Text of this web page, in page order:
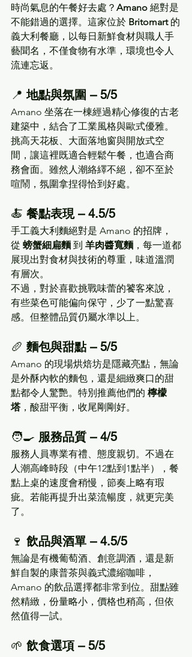
時尚氣息的午餐好去處？ Amano 絕對是
不能錯過的選擇。這家位於 Britomart 的
義大利餐廳，以每日新鮮食材與職人手
藝聞名，不僅食物有水準，環境也令人
流連忘返。
📍 地點與氛圍 – 5/5
Amano 坐落在一棟經過精心修復的古老
建築中，結合了工業風格與歐式優雅。
挑高天花板、大面落地窗與開放式空
間，讓這裡既適合輕鬆午餐，也適合商
務會面。雖然人潮絡繹不絕，卻不至於
喧鬧，氛圍拿捏得恰到好處。
🍝 餐點表現 – 4.5/5
手工義大利麵絕對是 Amano 的招牌，
從 螃蟹細扁麵 到 羊肉醬寬麵 ，每一道都
展現出對食材與技術的尊重，味道溫潤
有層次。
不過，對於喜歡挑戰味蕾的饕客來說，
有些菜色可能偏向保守，少了一點驚喜
感。但整體品質仍屬水準以上。
🥖 麵包與甜點 – 5/5
Amano 的現場烘焙坊是隱藏亮點，無論
是外酥內軟的麵包，還是細緻爽口的甜
點都令人驚艷。特別推薦他們的 檸檬
塔，酸甜平衡，收尾剛剛好。
🧑‍🍳 服務品質 – 4/5
服務人員專業有禮、態度親切。不過在
人潮高峰時段（中午12點到1點半），餐
點上桌的速度會稍慢，節奏上略有瑕
疵。若能再提升出菜流暢度，就更完美
了。
🍷 飲品與酒單 – 4.5/5
無論是有機葡萄酒、創意調酒，還是新
鮮自製的康普茶與義式濃縮咖啡，
Amano 的飲品選擇都非常到位。甜點雖
然精緻，份量略小，價格也稍高，但依
然值得一試。
🌱 飲食選項 – 5/5